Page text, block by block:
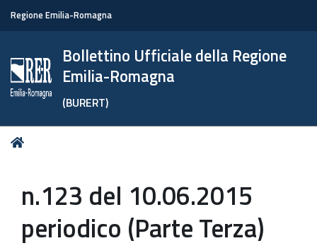
Regione Emilia-Romagna
Bollettino Ufficiale della Regione
Emilia-Romagna
(BURERT)
Tu
n.123 del 10.06.2015
periodico (Parte Terza)